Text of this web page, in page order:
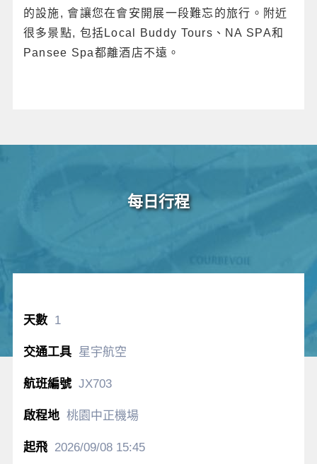
的設施, 會讓您在會安開展一段難忘的旅行。附近
很多景點, 包括Local Buddy Tours、NA SPA和
Pansee Spa都離酒店不遠。
每日行程
1
星宇航空
JX703
桃園中正機場
2026/09/0815:45